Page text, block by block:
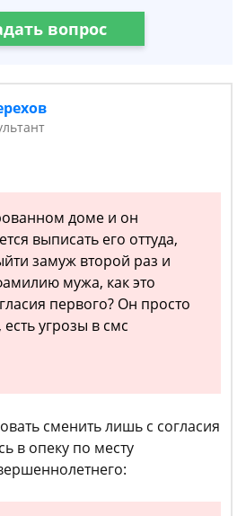
вопрос
доме и он
выписать его оттуда,
замуж второй раз и
мужа, как это
первого? Он просто
угрозы в смс
сменить лишь с согласия
в опеку по месту